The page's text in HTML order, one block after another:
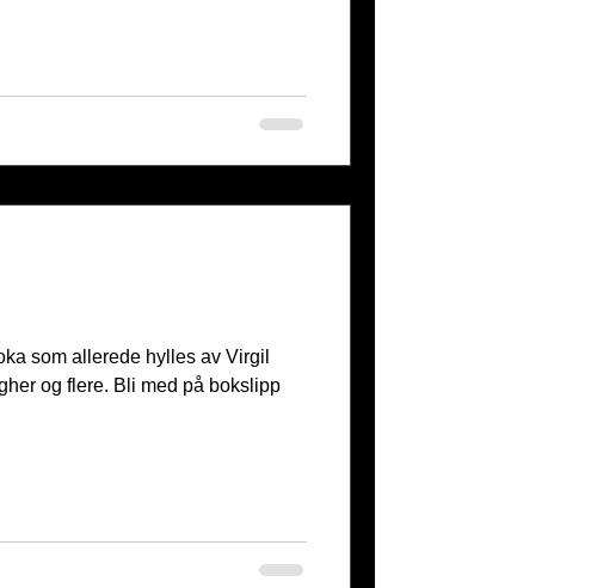
som allerede hylles av Virgil
og flere. Bli med på bokslipp